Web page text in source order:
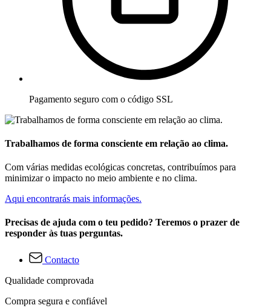
Pagamento seguro com o código SSL
Trabalhamos de forma consciente em relação ao clima.
Com várias medidas ecológicas concretas, contribuímos para
minimizar o impacto no meio ambiente e no clima.
Aqui encontrarás mais informações.
Precisas de ajuda com o teu pedido? Teremos o prazer de
responder às tuas perguntas.
Contacto
Qualidade comprovada
Compra segura e confiável